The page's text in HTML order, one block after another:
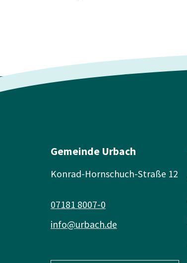
Gemeinde Urbach
Konrad-Hornschuch-Straße 12
info@urbach.de
07181 8007-0